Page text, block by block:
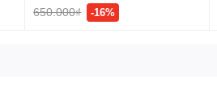
650.000₫ -16%